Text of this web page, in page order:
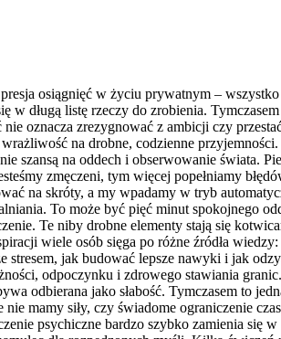
osiągnięć w życiu prywatnym –
w długą listę rzeczy do zrobienia.
oznacza zrezygnować z ambicji czy
na drobne, codzienne
szansą na oddech i obserwowanie świata.
zmęczeni, tym więcej popełniamy
na skróty, a my wpadamy w tryb
To może być pięć minut spokojnego
Te niby drobne elementy stają się
wiele osób sięga po różne źródła
stresem, jak budować lepsze nawyki i jak
odpoczynku i zdrowego stawiania
odbierana jako słabość. Tymczasem to
mamy siły, czy świadome ograniczenie
psychiczne bardzo szybko zamienia się